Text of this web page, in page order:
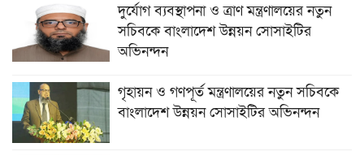
দুর্যোগ ব্যবস্থাপনা ও ত্রাণ মন্ত্রণালয়ের নতুন
সচিবকে বাংলাদেশ উন্নয়ন সোসাইটির
অভিনন্দন
গৃহায়ন ও গণপূর্ত মন্ত্রণালয়ের নতুন সচিবকে
বাংলাদেশ উন্নয়ন সোসাইটির অভিনন্দন